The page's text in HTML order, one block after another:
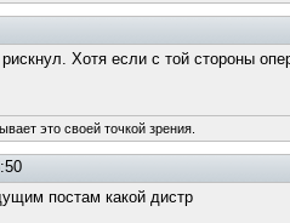
Хотя если с той стороны
это своей точкой зрения.
постам какой дистр